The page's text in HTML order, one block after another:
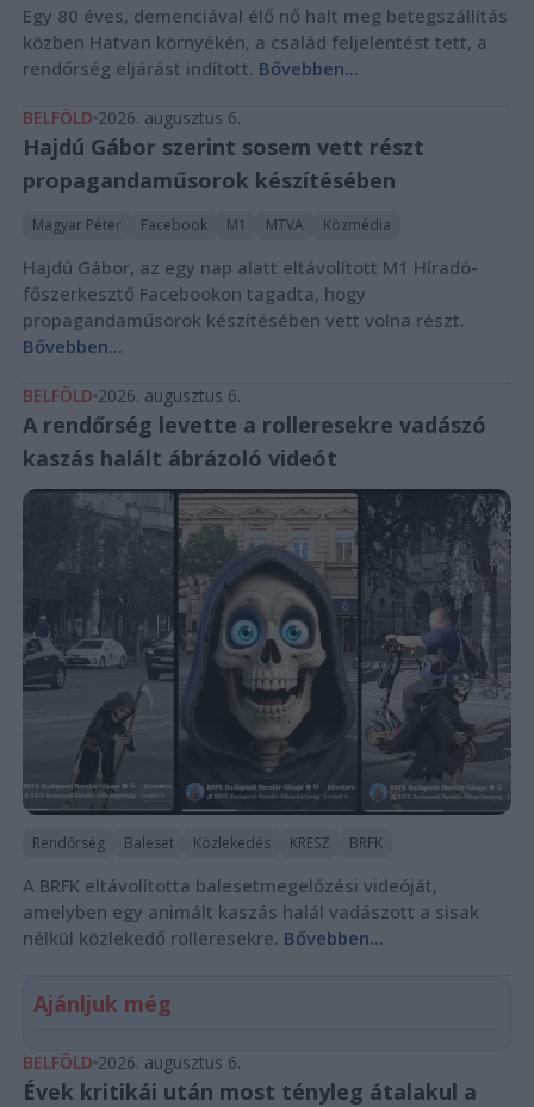
Egy 80 éves, demenciával élő nő halt meg betegszállítás
közben Hatvan környékén, a család feljelentést tett, a
rendőrség eljárást indított. Bővebben...
BELFÖLD 2026. augusztus 6.
Hajdú Gábor szerint sosem vett részt
propagandaműsorok készítésében
Magyar Péter Facebook M1 MTVA Közmédia
Hajdú Gábor, az egy nap alatt eltávolított M1 Híradó-
főszerkesztő Facebookon tagadta, hogy
propagandaműsorok készítésében vett volna részt.
Bővebben...
BELFÖLD 2026. augusztus 6.
A rendőrség levette a rolleresekre vadászó
kaszás halált ábrázoló videót
Rendőrség Baleset Közlekedés KRESZ BRFK
A BRFK eltávolította balesetmegelőzési videóját,
amelyben egy animált kaszás halál vadászott a sisak
nélkül közlekedő rolleresekre. Bővebben...
Ajánljuk még
BELFÖLD 2026. augusztus 6.
Évek kritikái után most tényleg átalakul a